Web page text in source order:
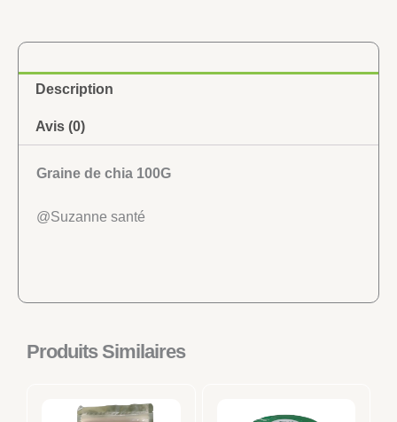
Description
Avis (0)
Graine de chia 100G
@Suzanne santé
Produits Similaires